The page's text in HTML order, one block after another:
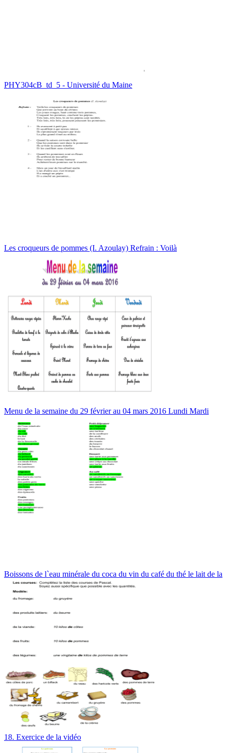
PHY304cB_td_5 - Université du Maine
Les croqueurs de pommes (I. Azoulay) Refrain : Voilà
Menu de la semaine du 29 février au 04 mars 2016 Lundi Mardi
Boissons de l`eau minérale du coca du vin du café du thé le lait de la
18. Exercice de la vidéo